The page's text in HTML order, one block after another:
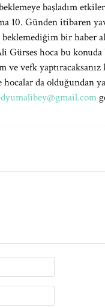
başladım
10. Günden itibaren
beklemediğim bir
Gürses hoca bu
vefk
da olduğundan